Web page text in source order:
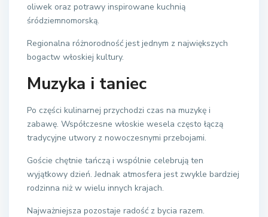
oliwek oraz potrawy inspirowane kuchnią
śródziemnomorską.
Regionalna różnorodność jest jednym z największych
bogactw włoskiej kultury.
Muzyka i taniec
Po części kulinarnej przychodzi czas na muzykę i
zabawę. Współczesne włoskie wesela często łączą
tradycyjne utwory z nowoczesnymi przebojami.
Goście chętnie tańczą i wspólnie celebrują ten
wyjątkowy dzień. Jednak atmosfera jest zwykle bardziej
rodzinna niż w wielu innych krajach.
Najważniejsza pozostaje radość z bycia razem.